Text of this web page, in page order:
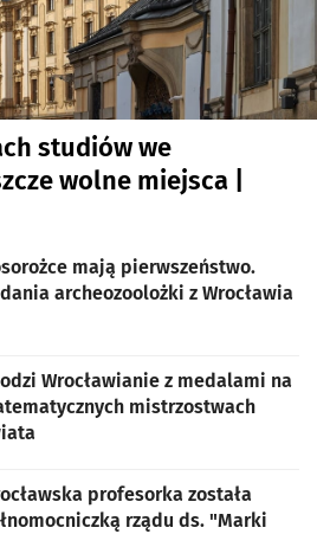
studiów we
wolne miejsca |
mają pierwszeństwo.
archeozoolożki z Wrocławia
Wrocławianie z medalami na
mistrzostwach
profesorka została
rządu ds. "Marki